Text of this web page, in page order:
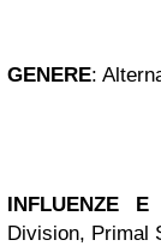
GENERE:
INFLUENZE E
Division, Primal